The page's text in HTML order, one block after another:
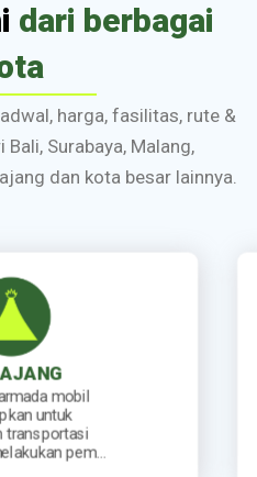
dari berbagai
harga, fasilitas, rute &
Surabaya, Malang,
dan kota besar lainnya.
JEMBER
Kami sediakan jadwal
travel yang
Mulai dari travel
pagi, siang, sore…